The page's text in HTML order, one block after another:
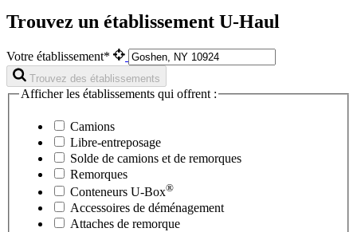
Trouvez un établissement U-Haul
Votre établissement*
Trouvez des établissements
Afficher les établissements qui offrent :
Camions
Libre-entreposage
Solde de camions et de remorques
Remorques
Conteneurs U-Box®
Accessoires de déménagement
Attaches de remorque